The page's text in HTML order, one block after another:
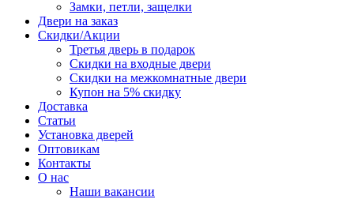
Замки, петли, защелки
Двери на заказ
Скидки/Акции
Третья дверь в подарок
Скидки на входные двери
Скидки на межкомнатные двери
Купон на 5% скидку
Доставка
Статьи
Установка дверей
Оптовикам
Контакты
О нас
Наши вакансии